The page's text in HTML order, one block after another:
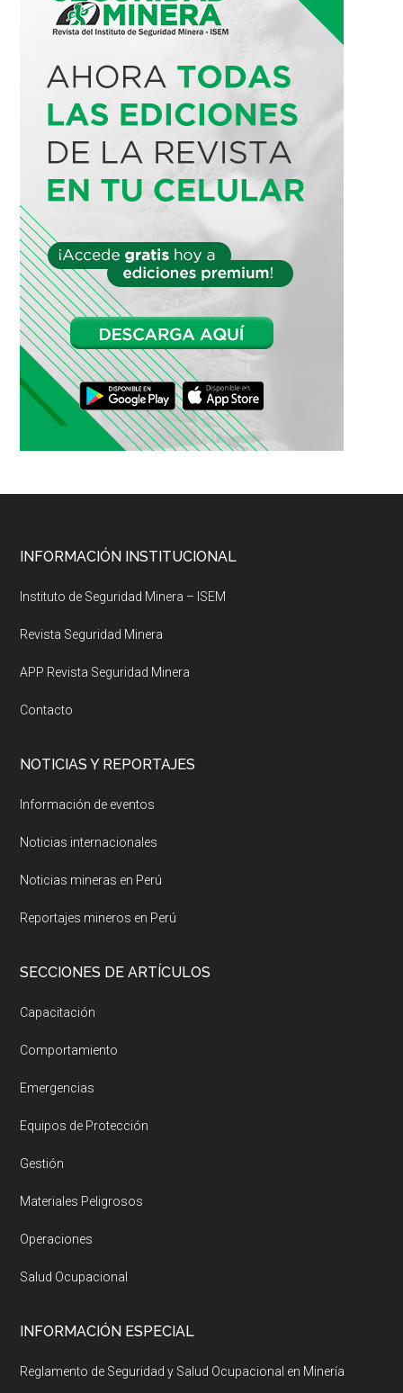
Footer
INFORMACIÓN INSTITUCIONAL
Instituto de Seguridad Minera – ISEM
Revista Seguridad Minera
APP Revista Seguridad Minera
Contacto
NOTICIAS Y REPORTAJES
Información de eventos
Noticias internacionales
Noticias mineras en Perú
Reportajes mineros en Perú
SECCIONES DE ARTÍCULOS
Capacitación
Comportamiento
Emergencias
Equipos de Protección
Gestión
Materiales Peligrosos
Operaciones
Salud Ocupacional
INFORMACIÓN ESPECIAL
Reglamento de Seguridad y Salud Ocupacional en Minería